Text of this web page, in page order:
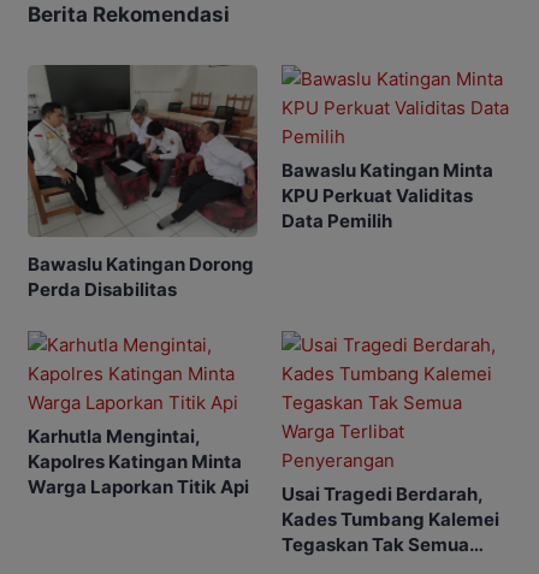
Berita Rekomendasi
Bawaslu Katingan Dorong
Perda Disabilitas
Bawaslu Katingan Minta
KPU Perkuat Validitas
Data Pemilih
Karhutla Mengintai,
Kapolres Katingan Minta
Warga Laporkan Titik Api
Usai Tragedi Berdarah,
Kades Tumbang Kalemei
Tegaskan Tak Semua